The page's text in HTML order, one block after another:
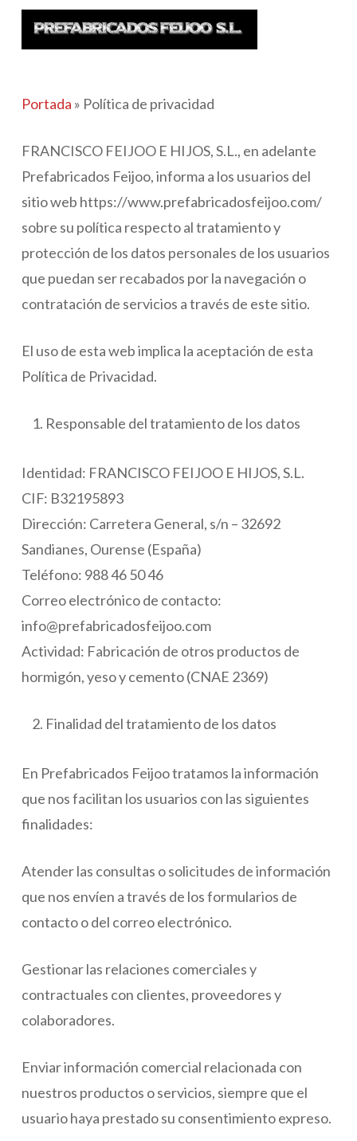
Skip
Portada » Política de privacidad
FRANCISCO FEIJOO E HIJOS, S.L., en adelante
Prefabricados Feijoo, informa a los usuarios del
sitio web https://www.prefabricadosfeijoo.com/
sobre su política respecto al tratamiento y
protección de los datos personales de los usuarios
que puedan ser recabados por la navegación o
contratación de servicios a través de este sitio.
El uso de esta web implica la aceptación de esta
Política de Privacidad.
Responsable del tratamiento de los datos
Identidad: FRANCISCO FEIJOO E HIJOS, S.L.
CIF: B32195893
Dirección: Carretera General, s/n – 32692
Sandianes, Ourense (España)
Teléfono: 988 46 50 46
Correo electrónico de contacto:
info@prefabricadosfeijoo.com
Actividad: Fabricación de otros productos de
hormigón, yeso y cemento (CNAE 2369)
Finalidad del tratamiento de los datos
En Prefabricados Feijoo tratamos la información
que nos facilitan los usuarios con las siguientes
finalidades:
Atender las consultas o solicitudes de información
que nos envíen a través de los formularios de
contacto o del correo electrónico.
Gestionar las relaciones comerciales y
contractuales con clientes, proveedores y
colaboradores.
Enviar información comercial relacionada con
nuestros productos o servicios, siempre que el
usuario haya prestado su consentimiento expreso.